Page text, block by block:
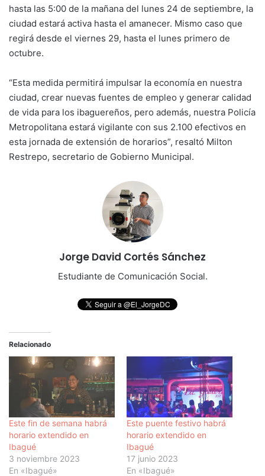
hasta las 5:00 de la mañana del lunes 24 de septiembre, la
ciudad estará activa hasta el amanecer. Mismo caso que
regirá desde el viernes 29, hasta el lunes primero de
octubre.
“Esta medida permitirá impulsar la economía en nuestra
ciudad, crear nuevas fuentes de empleo y generar calidad
de vida para los ibaguereños, pero además, nuestra Policía
Metropolitana estará vigilante con sus 2.100 efectivos en
esta jornada de extensión de horarios”, resaltó Milton
Restrepo, secretario de Gobierno Municipal.
Jorge David Cortés Sánchez
Estudiante de Comunicación Social.
Relacionado
Este fin de semana habrá
horario extendido en
Ibagué
3 noviembre 2023
En «Ibagué»
Este puente festivo habrá
horario extendido en
Ibagué
17 junio 2023
En «Ibagué»